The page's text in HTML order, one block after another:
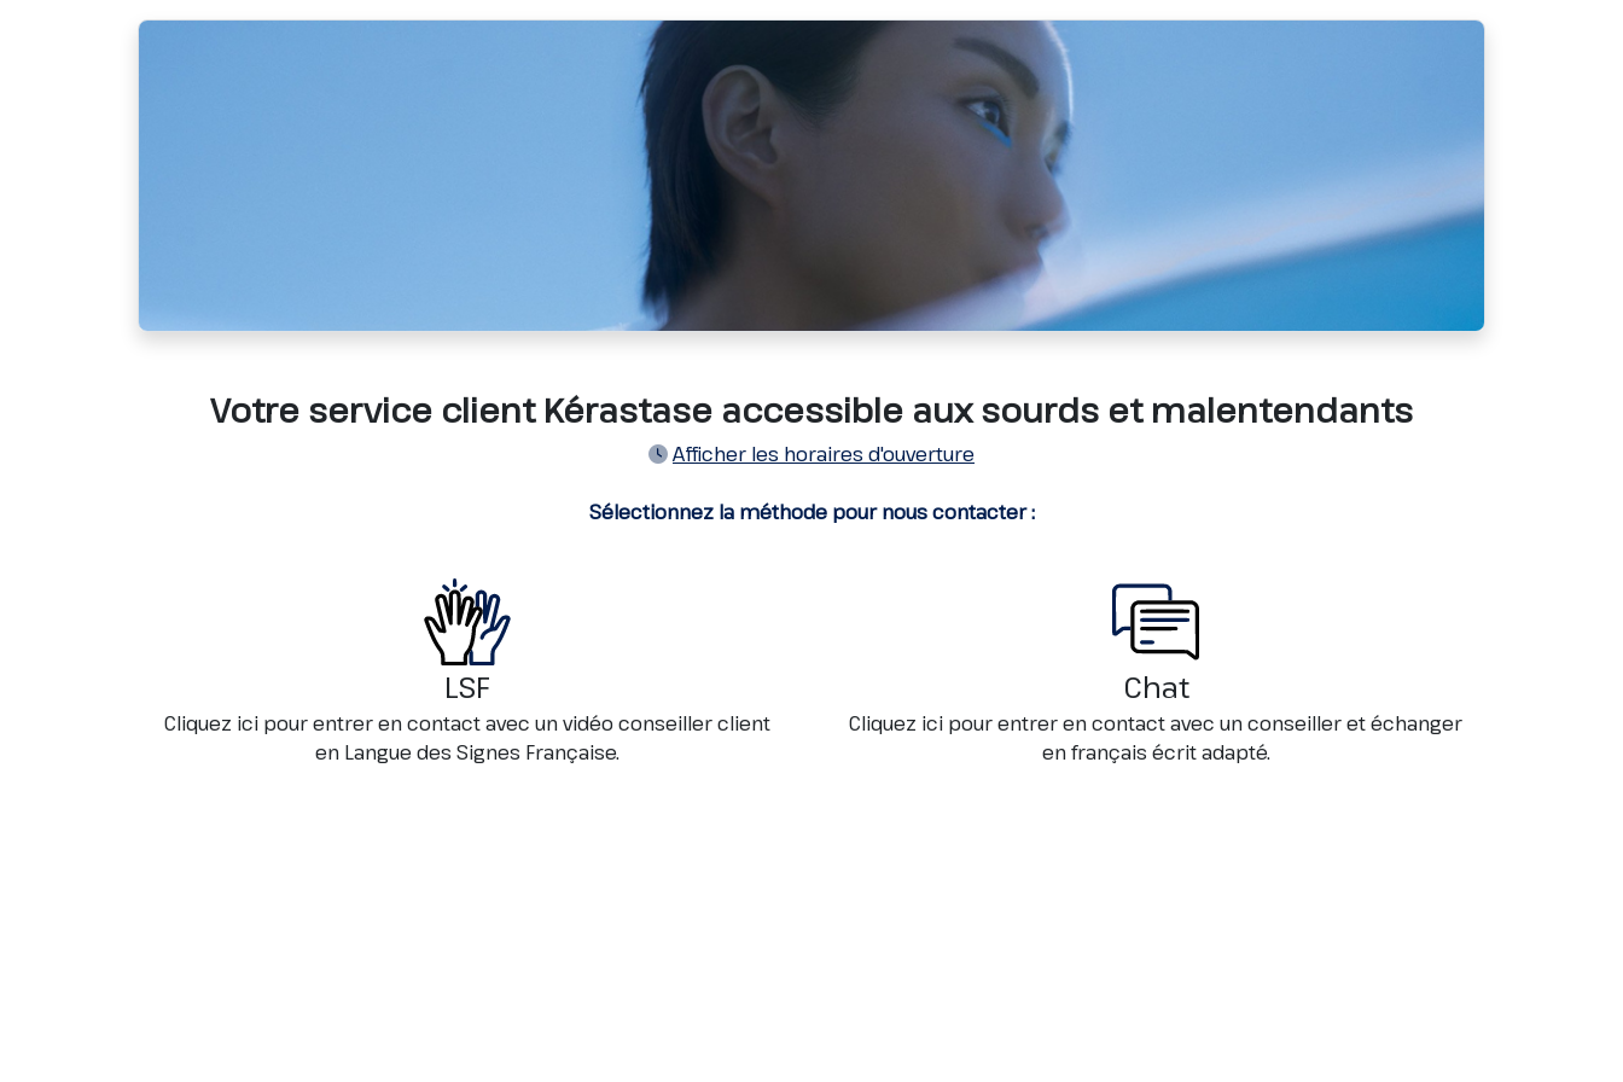
Votre service client Kérastase accessible aux sourds et malentendants
Afficher les horaires d'ouverture
Sélectionnez la méthode pour nous contacter :
LSF
Cliquez ici pour entrer en contact avec un vidéo conseiller client
en Langue des Signes Française.
Chat
Cliquez ici pour entrer en contact avec un conseiller et échanger
en français écrit adapté.